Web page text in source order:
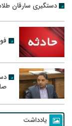
دستگیری سارقان
فوت
یادداشت